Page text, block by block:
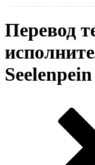
Перевод
Seelenpein